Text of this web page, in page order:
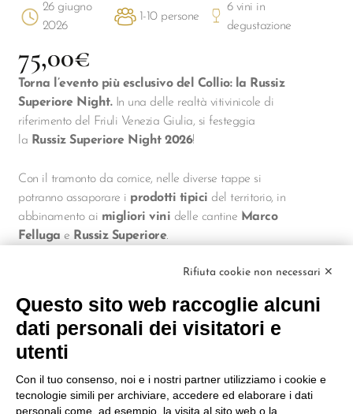
26 giugno
2026
1-10 persone
6 vini in
degustazione
75,00€
Torna l’evento più esclusivo del Collio: la Russiz
Superiore Night. In una delle realtà vitivinicole di
riferimento del Friuli Venezia Giulia, si festeggia
la Russiz Superiore Night 2026!
Con il tramonto da cornice, nelle diverse tappe si
potranno assaporare i prodotti tipici del territorio, in
abbinamento ai migliori vini delle cantine Marco
Felluga e Russiz Superiore.
Rifiuta cookie non necessari ✕
Questo sito web raccoglie alcuni
dati personali dei visitatori e
utenti
Con il tuo consenso, noi e i nostri partner utilizziamo i cookie e
tecnologie simili per archiviare, accedere ed elaborare i dati
personali come, ad esempio, la visita al sito web o la